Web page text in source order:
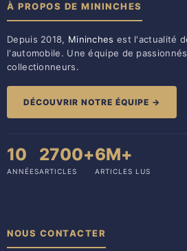
À PROPOS DE MININCHES
Depuis 2018, Mininches est l'actualité
l'automobile. Une équipe de
collectionneurs.
DÉCOUVRIR NOTRE ÉQUIPE →
10
ANNÉES
2700+
ARTICLES
6M+
ARTICLES LUS
NOUS CONTACTER